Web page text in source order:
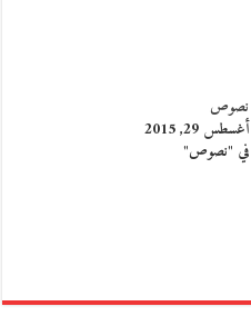
نصوص
أغسطس 29, 2015
في "نصوص"